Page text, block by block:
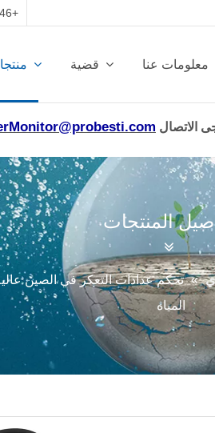
+86-13950412146 | روعة المياه
قضية معلومات عنا
الاتصال
المنتجات
»
المياه